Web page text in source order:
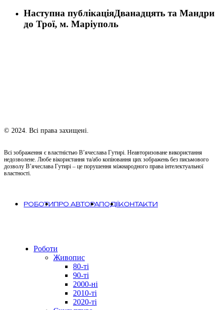
Наступна публікаціяДванадцять та Мандри
до Трої, м. Маріуполь
© 2024. Всі права захищені.
Всі зображення є властністью В’ячеслава Гутирі. Неавторизоване використання
недозволене. Любе вікористання та/або копіювання цих зображень без письмового
дозволу В’ячеслава Гутирі – це порушення міжнародного права інтелектуальної
властності.
РОБОТИПРО АВТОРАПОДІЇКОНТАКТИ
Close
Роботи
Живопис
80-ті
90-ті
2000-ні
2010-ті
2020-ті